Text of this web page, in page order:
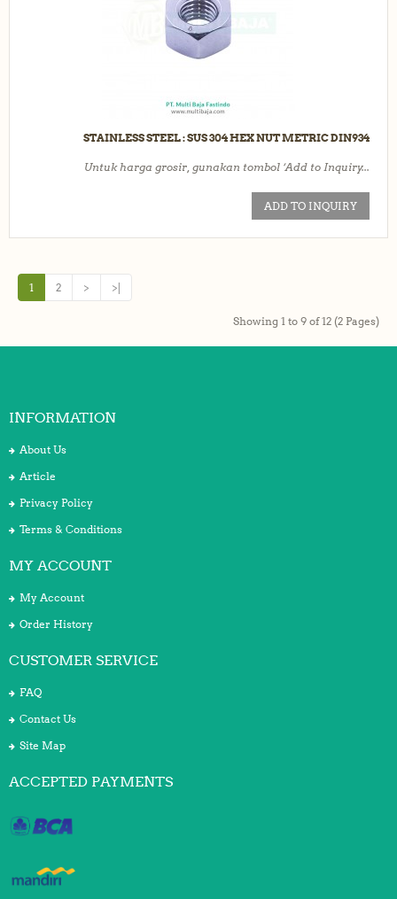
STAINLESS STEEL : SUS 304 HEX NUT METRIC DIN934
Untuk harga grosir, gunakan tombol ‘Add to Inquiry...
ADD TO INQUIRY
1 2 > >|
Showing 1 to 9 of 12 (2 Pages)
INFORMATION
About Us
Article
Privacy Policy
Terms & Conditions
MY ACCOUNT
My Account
Order History
CUSTOMER SERVICE
FAQ
Contact Us
Site Map
ACCEPTED PAYMENTS